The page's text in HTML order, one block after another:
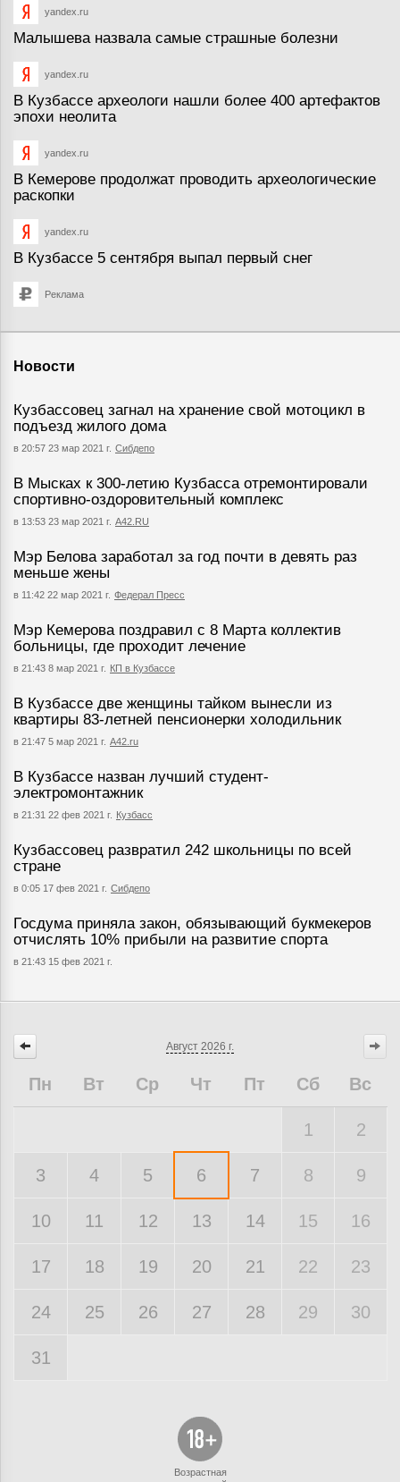
yandex.ru
Малышева назвала самые страшные болезни
yandex.ru
В Кузбассе археологи нашли более 400 артефактов
эпохи неолита
yandex.ru
В Кемерове продолжат проводить археологические
раскопки
yandex.ru
В Кузбассе 5 сентября выпал первый снег
Реклама
Новости
Кузбассовец загнал на хранение свой мотоцикл в
подъезд жилого дома
в 20:57 23 мар 2021 г. Сибдепо
В Мысках к 300-летию Кузбасса отремонтировали
спортивно-оздоровительный комплекс
в 13:53 23 мар 2021 г. А42.RU
Мэр Белова заработал за год почти в девять раз
меньше жены
в 11:42 22 мар 2021 г. Федерал Пресс
Мэр Кемерова поздравил с 8 Марта коллектив
больницы, где проходит лечение
в 21:43 8 мар 2021 г. КП в Кузбассе
В Кузбассе две женщины тайком вынесли из
квартиры 83-летней пенсионерки холодильник
в 21:47 5 мар 2021 г. А42.ru
В Кузбассе назван лучший студент-
электромонтажник
в 21:31 22 фев 2021 г. Кузбасс
Кузбассовец развратил 242 школьницы по всей
стране
в 0:05 17 фев 2021 г. Сибдепо
Госдума приняла закон, обязывающий букмекеров
отчислять 10% прибыли на развитие спорта
в 21:43 15 фев 2021 г.
Август 2026 г.
Пн Вт Ср Чт Пт Сб Вс
1 2
3 4 5 6 7 8 9
10 11 12 13 14 15 16
17 18 19 20 21 22 23
24 25 26 27 28 29 30
31
Возрастная